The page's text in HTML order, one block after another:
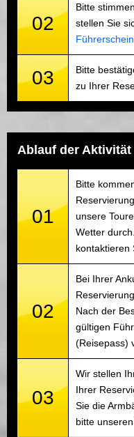
02
Bitte
stellen Sie
Führerschein
03
Bitte
zu Ihrer
Ablauf der Aktivität
01
Bitte
unsere
Wetter
kontaktieren
02
Bei Ihrer
Nach der
gültigen
(Reisepass)
03
Wir stellen
Ihrer
Sie die
bitte